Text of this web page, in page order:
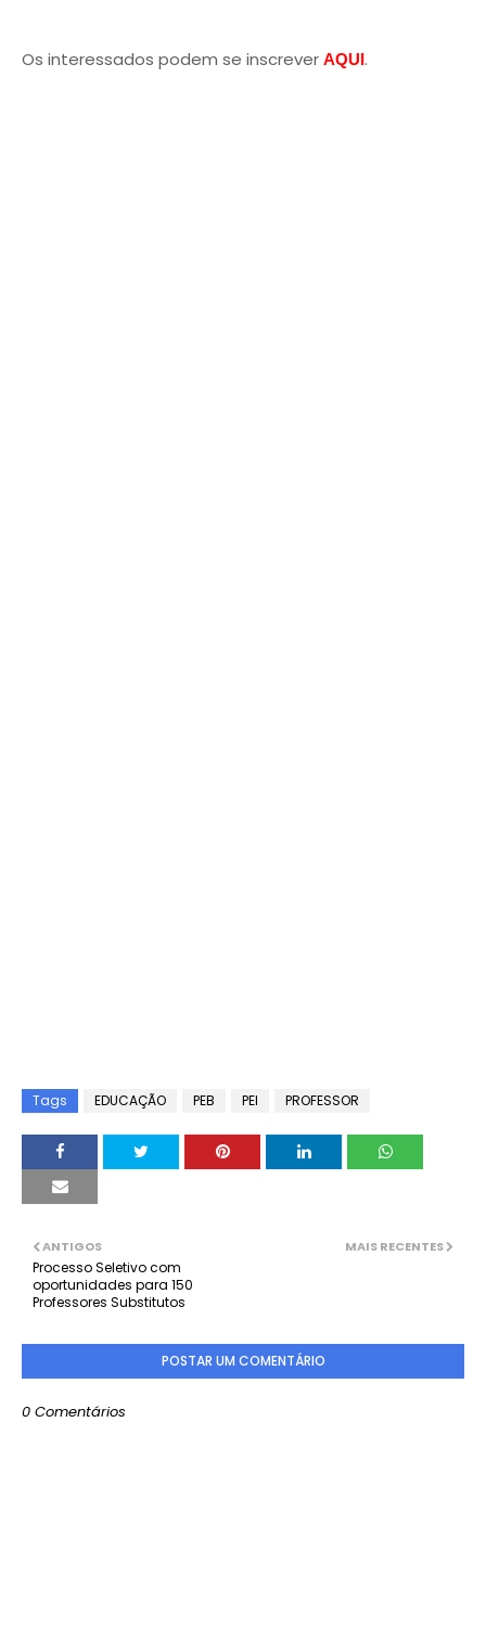
Os interessados podem se inscrever AQUI.
Tags EDUCAÇÃO PEB PEI PROFESSOR
MAIS RECENTES
ANTIGOS
Processo Seletivo com
oportunidades para 150
Professores Substitutos
POSTAR UM COMENTÁRIO
0 Comentários